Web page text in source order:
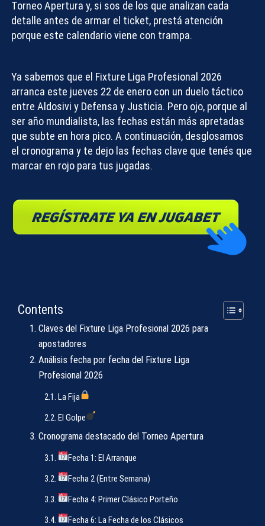
Torneo Apertura y, si sos de los que analizan cada
detalle antes de armar el ticket, prestá atención
porque este calendario viene con trampa.
Ya sabemos que el Fixture Liga Profesional 2026
arranca este jueves 22 de enero con un duelo táctico
entre Aldosivi y Defensa y Justicia. Pero ojo, porque al
ser año mundialista, las fechas están más apretadas
que subte en hora pico. A continuación, desglosamos
el cronograma y te dejo las fechas clave que tenés que
marcar en rojo para tus jugadas.
Contents
Claves del Fixture Liga Profesional 2026 para
apostadores
Análisis fecha por fecha del Fixture Liga
Profesional 2026
La Fija
El Golpe
Cronograma destacado del Torneo Apertura
Fecha 1: El Arranque
Fecha 2 (Entre Semana)
Fecha 4: Primer Clásico Porteño
Fecha 6: La Fecha de los Clásicos